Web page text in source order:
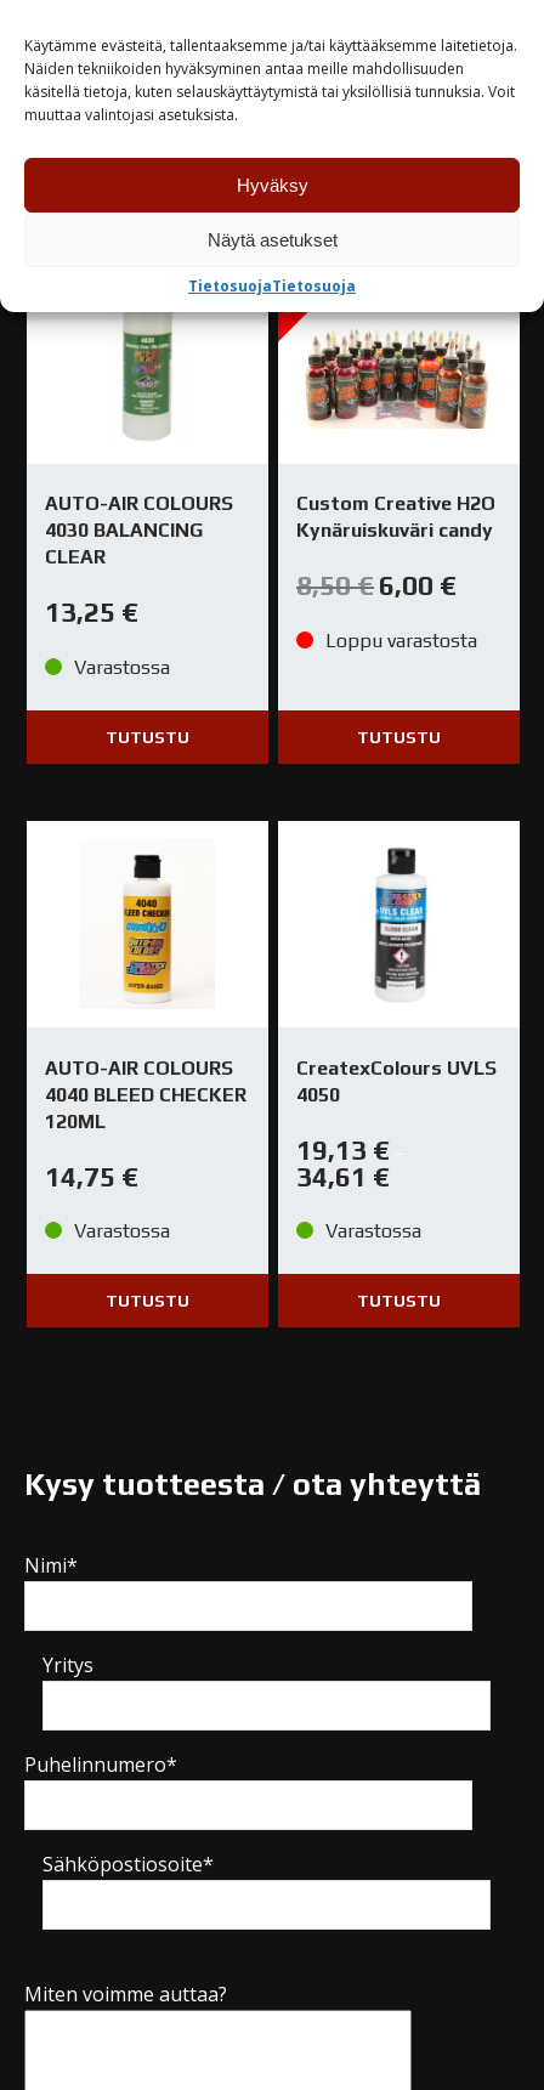
Käytämme evästeitä, tallentaaksemme ja/tai käyttääksemme laitetietoja.
Näiden tekniikoiden hyväksyminen antaa meille mahdollisuuden
käsitellä tietoja, kuten selauskäyttäytymistä tai yksilöllisiä tunnuksia. Voit
muuttaa valintojasi asetuksista.
Hyväksy
Näytä asetukset
TietosuojaTietosuoja
H2O
CANDY
120ML
H2O
CANDY
120ML
4660 Poison Green
AUTO-
COLOURS
4661 Emerald green
AIR
4663 Red Oxide
4664 Black 4665 Brandy wine
4666 Tealiscous
AUTO-
COLOURS
CANDY
AUTO-AIR COLOURS
4030 BALANCING
CLEAR
13,25 €
Varastossa
TUTUSTU
ALE!
Custom Creative H2O
Kynäruiskuväri candy
8,50€ Alkuperäinen
hinta
6,00 €Nykyinen
Loppu varastosta
TUTUSTU
AUTO-AIR COLOURS
4040 BLEED CHECKER
120ML
14,75 €
Varastossa
TUTUSTU
CreatexColours UVLS
4050
19,13 €
34,61 €
Varastossa
TUTUSTU
Kysy tuotteesta / ota yhteyttä
Nimi*
Yritys
Puhelinnumero*
Sähköpostiosoite*
Miten voimme auttaa?